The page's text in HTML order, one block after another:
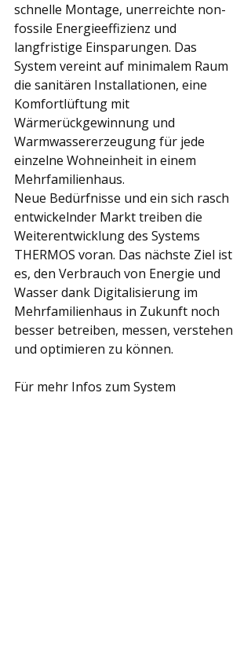
schnelle Montage, unerreichte non-
fossile Energieeffizienz und
langfristige Einsparungen. Das
System vereint auf minimalem Raum
die sanitären Installationen, eine
Komfortlüftung mit
Wärmerückgewinnung und
Warmwassererzeugung für jede
einzelne Wohneinheit in einem
Mehrfamilienhaus.
Neue Bedürfnisse und ein sich rasch
entwickelnder Markt treiben die
Weiterentwicklung des Systems
THERMOS voran. Das nächste Ziel ist
es, den Verbrauch von Energie und
Wasser dank Digitalisierung im
Mehrfamilienhaus in Zukunft noch
besser betreiben, messen, verstehen
und optimieren zu können.
Für mehr Infos zum System